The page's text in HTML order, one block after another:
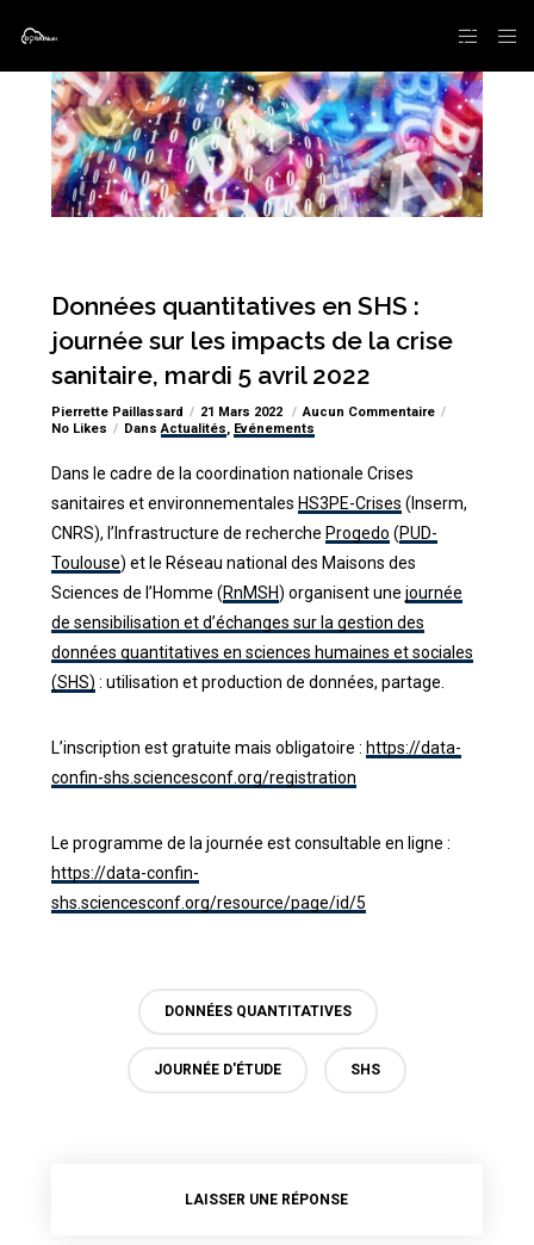
Données quantitatives en SHS :
journée sur les impacts de la crise
sanitaire, mardi 5 avril 2022
Pierrette Paillassard 21 Mars 2022
Aucun Commentaire
No Likes
DansActualités, Evénements
Dans le cadre de la coordination nationale Crises
sanitaires et environnementales HS3PE-Crises (Inserm,
CNRS), l’Infrastructure de recherche Progedo (PUD-
Toulouse) et le Réseau national des Maisons des
Sciences de l’Homme (RnMSH) organisent une journée
de sensibilisation et d’échanges sur la gestion des
données quantitatives en sciences humaines et sociales
(SHS) : utilisation et production de données, partage.
L’inscription est gratuite mais obligatoire : https://data-
confin-shs.sciencesconf.org/registration
Le programme de la journée est consultable en ligne :
https://data-confin-
shs.sciencesconf.org/resource/page/id/5
DONNÉES QUANTITATIVES
JOURNÉE D'ÉTUDE SHS
LAISSER UNE RÉPONSE